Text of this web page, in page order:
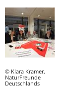
© Klara Kramer,
NaturFreunde
Deutschlands